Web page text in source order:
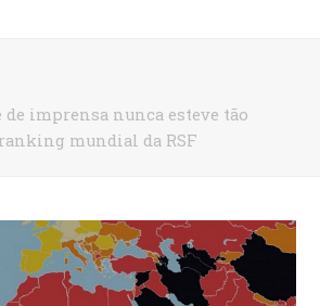
de imprensa nunca esteve tão
mundial da RSF